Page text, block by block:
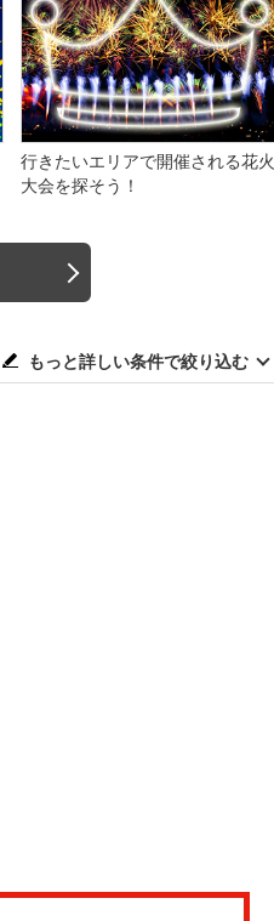
行きたいエリアで開催される花火
大会を探そう！
もっと詳しい条件で絞り込む